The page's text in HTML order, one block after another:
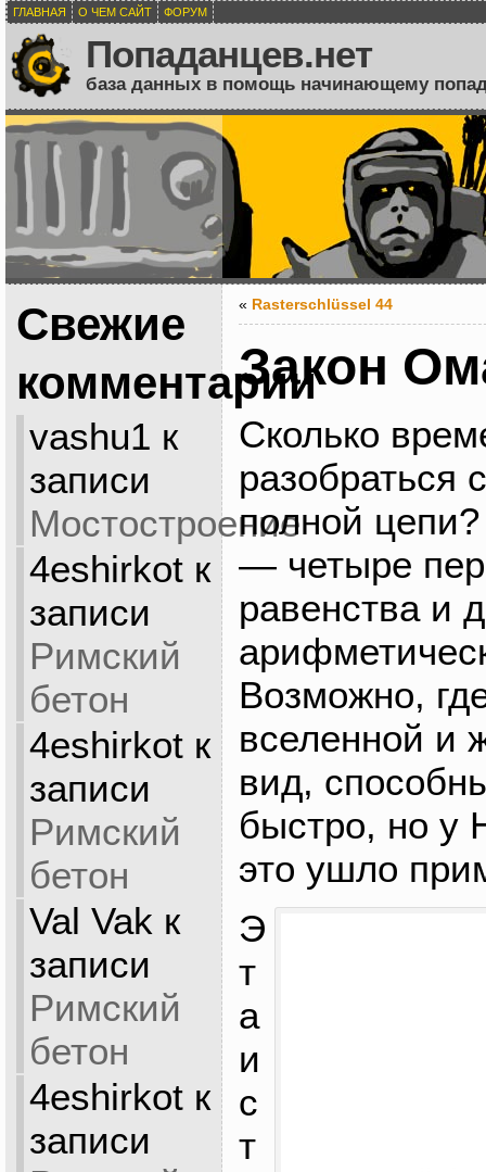
ГЛАВНАЯ О ЧЕМ САЙТ ФОРУМ
Попаданцев.нет
база данных в помощь начинающему
Свежие
комментарии
vashu1 к
записи
Мостостроение
4eshirkotк
записи
Римский
бетон
4eshirkotк
записи
Римский
бетон
Val Vak к
записи
Римский
бетон
4eshirkotк
записи
« Rasterschlüssel 44
Закон
Сколько
разобраться
полной
— четыре
равенства и
Возможно,
вселенной и
вид,
быстро, но у
это ушло
Э
т
а
и
с
т